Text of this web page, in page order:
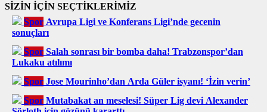
SİZİN İÇİN SEÇTİKLERİMİZ
Spor Avrupa Ligi ve Konferans Ligi’nde gecenin
sonuçları
Spor Salah sonrası bir bomba daha! Trabzonspor’dan
Lukaku atılımı
Spor Jose Mourinho’dan Arda Güler isyanı! ‘İzin verin’
Spor Mutabakat an meselesi! Süper Lig devi Alexander